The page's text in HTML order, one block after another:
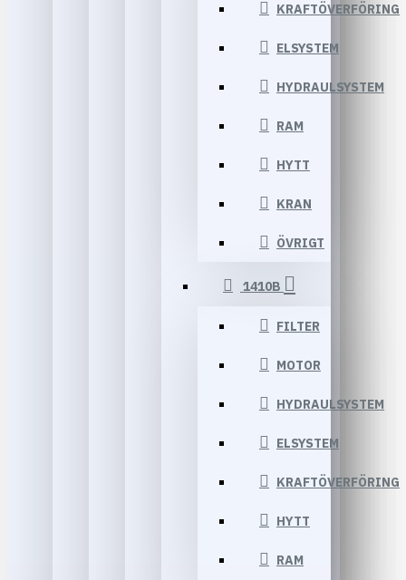
KRAFTÖVERFÖRING
ELSYSTEM
HYDRAULSYSTEM
RAM
HYTT
KRAN
ÖVRIGT
1410B
FILTER
MOTOR
HYDRAULSYSTEM
ELSYSTEM
KRAFTÖVERFÖRING
HYTT
RAM